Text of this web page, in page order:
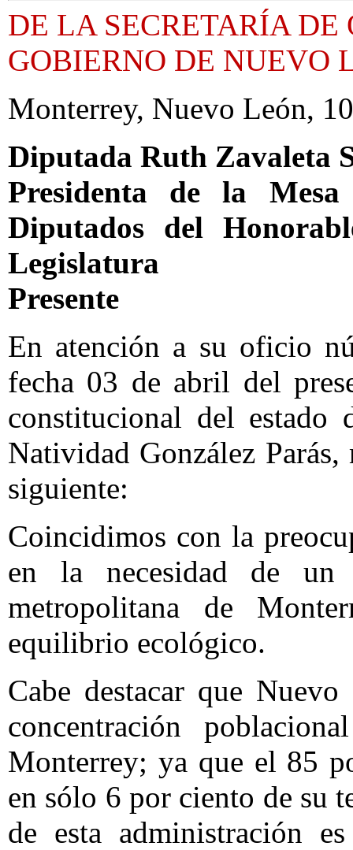
DE LA SECRETARÍA
GOBIERNO DE NUEVO
Monterrey, Nuevo León,
Diputada Ruth Zavaleta
Presidenta de la
Diputados del
Legislatura
Presente
En atención a su oficio
fecha 03 de abril del
constitucional del estado
Natividad González
siguiente:
Coincidimos con la
en la necesidad de un
metropolitana de
equilibrio ecológico.
Cabe destacar que
concentración
Monterrey; ya que el 85
en sólo 6 por ciento de su
de esta administración